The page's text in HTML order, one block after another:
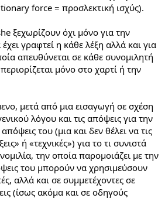
force = προσλεκτική ισχύς).
ξεχωρίζουν όχι μόνο για την
γραφτεί η κάθε λέξη αλλά και για
απευθύνεται σε κάθε συνομιλητή
μόνο στο χαρτί ή την
μετά από μια εισαγωγή σε σχέση
λόγου και τις απόψεις για την
του (μια και δεν θέλει να τις
ή «τεχνικές») για το τι συνιστά
την οποία παρομοιάζει με την
του μπορούν να χρησιμεύσουν
αλλά και σε συμμετέχοντες σε
(ίσως ακόμα και σε οδηγούς